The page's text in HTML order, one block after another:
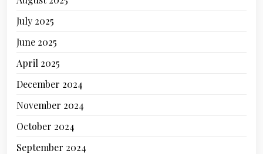
July 2025
June 2025
April 2025
December 2024
November 2024
October 2024
September 2024